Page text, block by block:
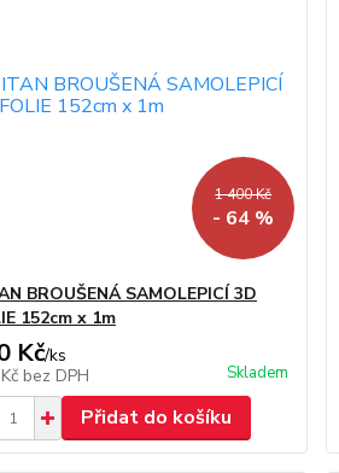
1 400 Kč
- 64 %
BROUŠENÁ SAMOLEPICÍ 3D
152cm x 1m
Kč/ks
bez DPH Skladem
Přidat do košíku